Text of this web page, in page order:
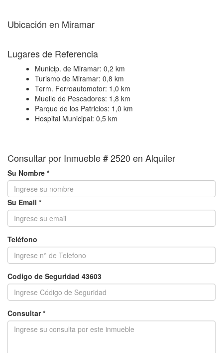
Ubicación en Miramar
−
Lugares de Referencia
Municip. de Miramar: 0,2 km
Turismo de Miramar: 0,8 km
Term. Ferroautomotor: 1,0 km
Muelle de Pescadores: 1,8 km
Parque de los Patricios: 1,0 km
Hospital Municipal: 0,5 km
Consultar por Inmueble # 2520 en Alquiler
Su Nombre *
Su Email *
Teléfono
Codigo de Seguridad 43603
Consultar *